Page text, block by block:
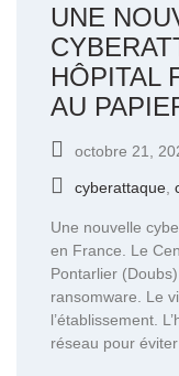
UNE
HÔPITAL
AU
octobre 21,
cyberattaque
Une nouvelle
en France. Le
Pontarlier
ransomware. Le
l’établissement.
réseau pour